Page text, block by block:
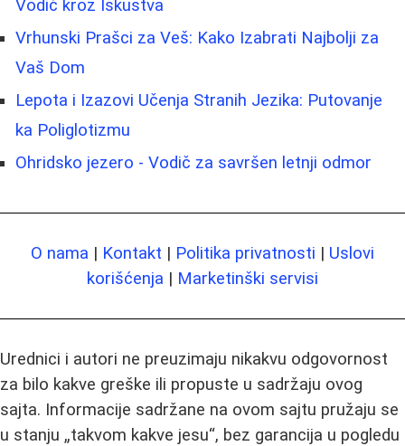
Vodič kroz Iskustva
Vrhunski Prašci za Veš: Kako Izabrati Najbolji za
Vaš Dom
Lepota i Izazovi Učenja Stranih Jezika: Putovanje
ka Poliglotizmu
Ohridsko jezero - Vodič za savršen letnji odmor
O nama | Kontakt | Politika privatnosti | Uslovi
korišćenja | Marketinški servisi
Urednici i autori ne preuzimaju nikakvu odgovornost
za bilo kakve greške ili propuste u sadržaju ovog
sajta. Informacije sadržane na ovom sajtu pružaju se
u stanju „takvom kakve jesu“, bez garancija u pogledu